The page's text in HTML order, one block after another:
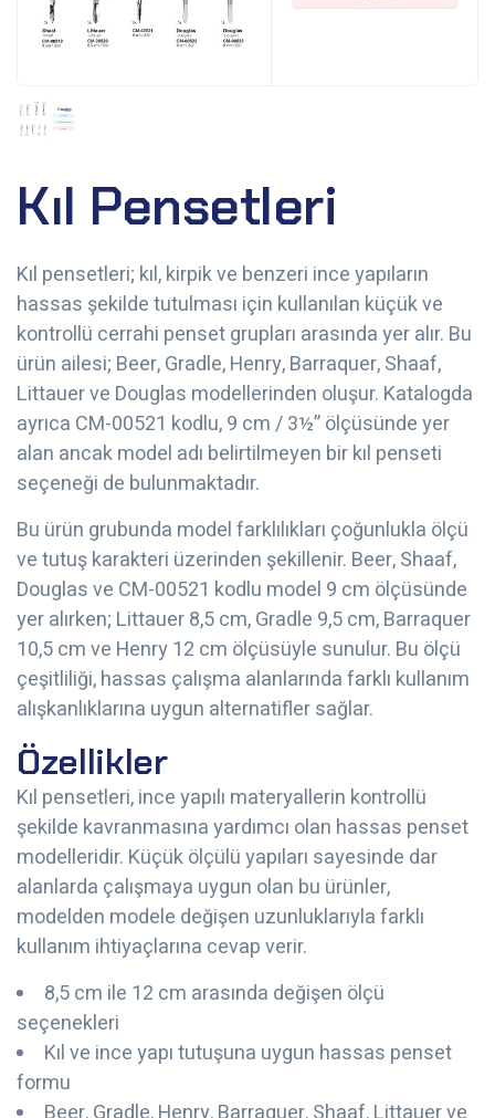
Kıl Pensetleri
Kıl pensetleri; kıl, kirpik ve benzeri ince yapıların
hassas şekilde tutulması için kullanılan küçük ve
kontrollü cerrahi penset grupları arasında yer alır. Bu
ürün ailesi; Beer, Gradle, Henry, Barraquer, Shaaf,
Littauer ve Douglas modellerinden oluşur. Katalogda
ayrıca CM-00521 kodlu, 9 cm / 3½” ölçüsünde yer
alan ancak model adı belirtilmeyen bir kıl penseti
seçeneği de bulunmaktadır.
Bu ürün grubunda model farklılıkları çoğunlukla ölçü
ve tutuş karakteri üzerinden şekillenir. Beer, Shaaf,
Douglas ve CM-00521 kodlu model 9 cm ölçüsünde
yer alırken; Littauer 8,5 cm, Gradle 9,5 cm, Barraquer
10,5 cm ve Henry 12 cm ölçüsüyle sunulur. Bu ölçü
çeşitliliği, hassas çalışma alanlarında farklı kullanım
alışkanlıklarına uygun alternatifler sağlar.
Özellikler
Kıl pensetleri, ince yapılı materyallerin kontrollü
şekilde kavranmasına yardımcı olan hassas penset
modelleridir. Küçük ölçülü yapıları sayesinde dar
alanlarda çalışmaya uygun olan bu ürünler,
modelden modele değişen uzunluklarıyla farklı
kullanım ihtiyaçlarına cevap verir.
8,5 cm ile 12 cm arasında değişen ölçü
seçenekleri
Kıl ve ince yapı tutuşuna uygun hassas penset
formu